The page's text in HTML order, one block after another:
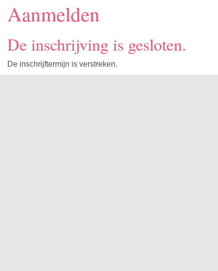
Aanmelden
De inschrijving is gesloten.
De inschrijftermijn is verstreken.